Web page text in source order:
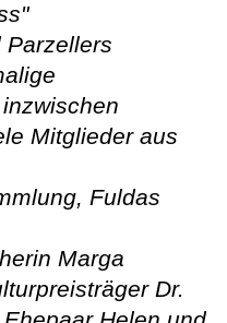
Parzellers
Mitglieder aus
Fuldas
Marga
Dr.